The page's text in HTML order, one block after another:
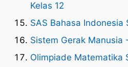
Kelas 12
SAS Bahasa Indonesia
Sistem Gerak Manusia
Olimpiade Matematika